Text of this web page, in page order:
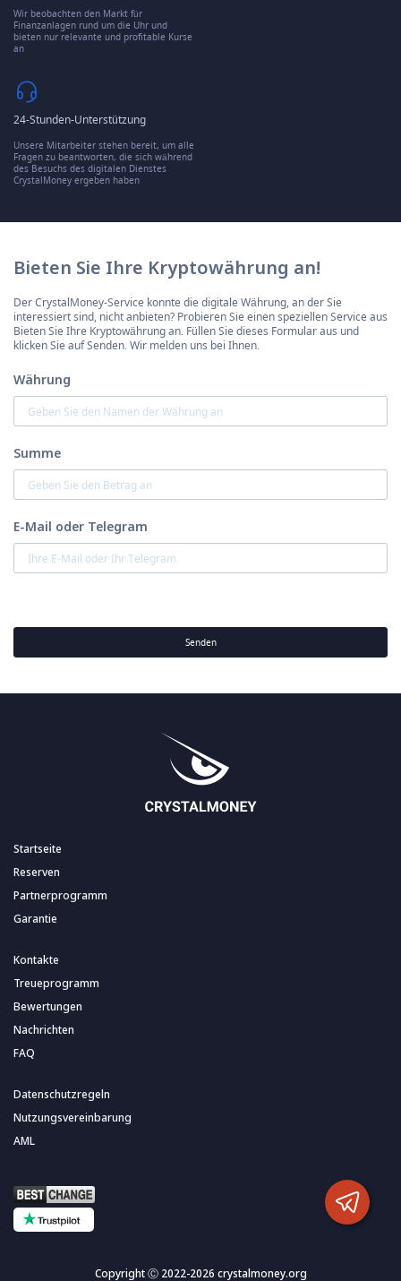
Wir beobachten den Markt für
Finanzanlagen rund um die Uhr und
bieten nur relevante und profitable Kurse
an
24-Stunden-Unterstützung
Unsere Mitarbeiter stehen bereit, um alle
Fragen zu beantworten, die sich während
des Besuchs des digitalen Dienstes
CrystalMoney ergeben haben
Bieten Sie Ihre Kryptowährung an!
Der CrystalMoney-Service konnte die digitale Währung, an der Sie
interessiert sind, nicht anbieten? Probieren Sie einen speziellen Service aus
Bieten Sie Ihre Kryptowährung an. Füllen Sie dieses Formular aus und
klicken Sie auf Senden. Wir melden uns bei Ihnen.
Währung
Summe
E-Mail oder Telegram
Senden
Startseite
Reserven
Partnerprogramm
Garantie
Kontakte
Treueprogramm
Bewertungen
Nachrichten
FAQ
Datenschutzregeln
Nutzungsvereinbarung
AML
Copyright Ⓒ 2022-2026 crystalmoney.org